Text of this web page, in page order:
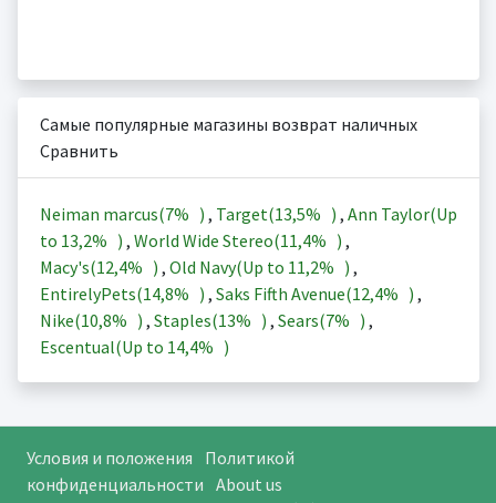
Самые популярные магазины возврат наличных
Сравнить
Neiman marcus(7% ) , Target(13,5% ) , Ann Taylor(Up
to 13,2% ) , World Wide Stereo(11,4% ) ,
Macy's(12,4% ) , Old Navy(Up to 11,2% ) ,
EntirelyPets(14,8% ) , Saks Fifth Avenue(12,4% ) ,
Nike(10,8% ) , Staples(13% ) , Sears(7% ) ,
Escentual(Up to 14,4% )
Условия и положения
Политикой
конфиденциальности About us